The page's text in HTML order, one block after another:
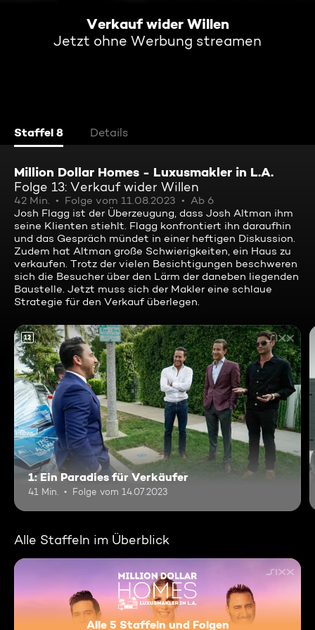
Verkauf wider Willen
Jetzt ohne Werbung streamen
Staffel 8 Details
Million Dollar Homes - Luxusmakler in L.A.
Folge 13: Verkauf wider Willen
42 Min. Folge vom 11.08.2023
Ab 6
Josh Flagg ist der Überzeugung, dass Josh Altman ihm
seine Klienten stiehlt. Flagg konfrontiert ihn daraufhin
und das Gespräch mündet in einer heftigen Diskussion.
Zudem hat Altman große Schwierigkeiten, ein Haus zu
verkaufen. Trotz der vielen Besichtigungen beschweren
sich die Besucher über den Lärm der daneben liegenden
Baustelle. Jetzt muss sich der Makler eine schlaue
Strategie für den Verkauf überlegen.
12
1: Ein Paradies für Verkäufer
41 Min. Folge vom 14.07.2023
Alle Staffeln im Überblick
Alle 5 Staffeln und Folgen